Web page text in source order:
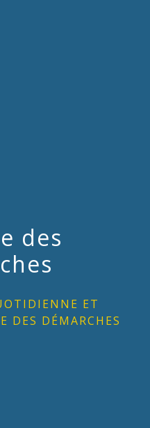
des
ET
DES DÉMARCHES